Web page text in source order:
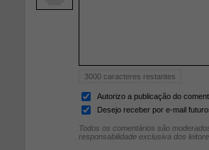
3000 caracteres restantes
Autorizo a publicação do
Desejo receber por e-mail
Todos os comentários são
responsabilidade exclusiva dos